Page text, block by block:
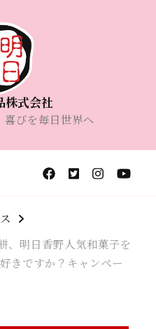
株式会社
喜びを毎日世界へ
、明日香野人気和菓子を
きですか？キャンペー